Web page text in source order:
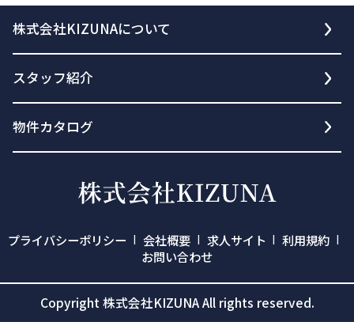
株式会社KIZUNAについて
スタッフ紹介
物件カタログ
プライバシーポリシー 会社概要 求人サイト
利用規約
お問い合わせ
Copyright 株式会社KIZUNA All rights reserved.